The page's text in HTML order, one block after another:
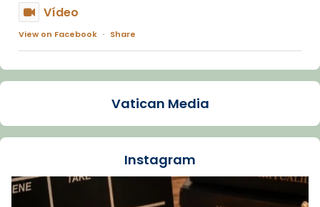
Vídeo
View on Facebook · Share
Arquebisbat de Barcelona
La Carmina va patir depressió. Fa gairebé
dos mesos, a l'Estadi Lluís Companys, la
Recupera l'entrevista comp
Vatican
Vatican Media
Instagram